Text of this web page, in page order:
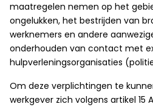
maatregelen nemen op het
ongelukken, het bestrijden van
werknemers en andere
onderhouden van contact met
hulpverleningsorganisaties
Om deze verplichtingen te
werkgever zich volgens artikel 15